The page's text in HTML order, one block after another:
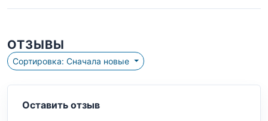
ОТЗЫВЫ
Сортировка: Сначала новые
Оставить отзыв